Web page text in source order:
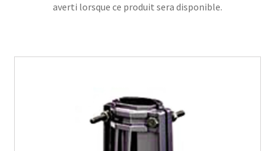
averti lorsque ce produit sera disponible.